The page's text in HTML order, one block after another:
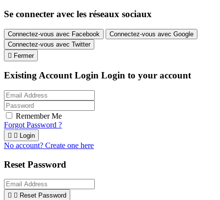
Se connecter avec les réseaux sociaux
Connectez-vous avec Facebook
Connectez-vous avec Google
Connectez-vous avec Twitter
 Fermer
Existing Account Login Login to your account
Remember Me
Forgot Password ?
  Login
No account? Create one here
Reset Password
  Reset Password